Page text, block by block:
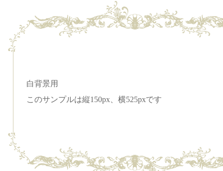
白背景用
このサンプルは縦150px、横525pxです